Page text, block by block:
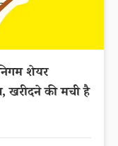
शेयर
खरीदने की मची है